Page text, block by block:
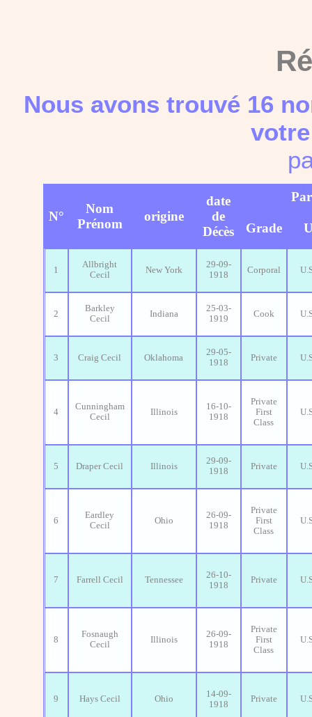
Nous avons trouvé 16
N°
Nom
Prénom
origine
date
de
Décès
Grade
1
Allbright
Cecil
New York
29-09-
1918
Corporal
2
Barkley
Cecil
Indiana
25-03-
1919
Cook
3 Craig Cecil Oklahoma
29-05-
1918
Private
4
Cunningham
Cecil
Illinois
16-10-
1918
Private
First
Class
5 Draper Cecil Illinois
29-09-
1918
Private
6
Eardley
Cecil
Ohio
26-09-
1918
Private
First
Class
7 Farrell Cecil Tennessee
26-10-
1918
Private
8
Fosnaugh
Cecil
Illinois
26-09-
1918
Private
First
Class
9 Hays Cecil Ohio
14-09-
1918
Private